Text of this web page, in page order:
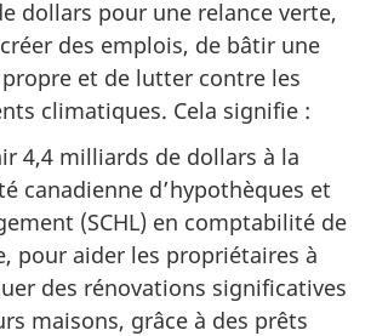
dollars pour une relance verte,
des emplois, de bâtir une
et de lutter contre les
climatiques. Cela signifie :
4,4 milliards de dollars à la
canadienne d’hypothèques et
(SCHL) en comptabilité de
pour aider les propriétaires à
des rénovations significatives
maisons, grâce à des prêts